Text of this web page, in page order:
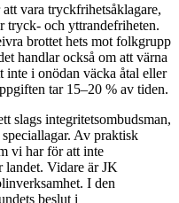
vara tryckfrihetsåklagare,
tryck- och yttrandefriheten.
brottet hets mot folkgrupp
handlar också om att värna
inte i onödan väcka åtal eller
tar 15–20 % av tiden.
slags integritetsombudsman,
Av praktisk
vi har för att inte
landet. Vidare är JK
I den
beslut i